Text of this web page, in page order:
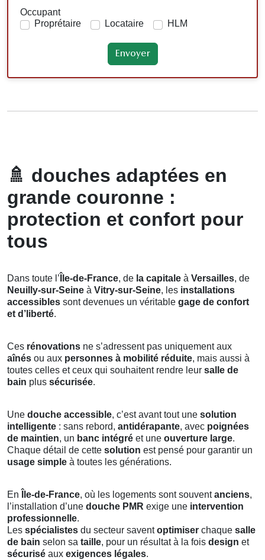
Occupant
Proprétaire
Locataire HLM
🚿 douches adaptées en
grande couronne :
protection et confort pour
tous
Dans toute l’ Île-de-France, de la capitale à Versailles, de
Neuilly-sur-Seine à Vitry-sur-Seine, les installations
accessibles sont devenues un véritable gage de confort
et d’liberté.
Ces rénovations ne s’adressent pas uniquement aux
aînés ou aux personnes à mobilité réduite, mais aussi à
toutes celles et ceux qui souhaitent rendre leur salle de
bain plus sécurisée.
Une douche accessible, c’est avant tout une solution
intelligente : sans rebord, antidérapante, avec poignées
de maintien, un banc intégré et une ouverture large.
Chaque détail de cette solution est pensé pour garantir un
usage simple à toutes les générations.
En Île-de-France, où les logements sont souventanciens,
l’installation d’une douche PMR exige une intervention
professionnelle.
Les spécialistes du secteur saventoptimiser chaque salle
de bain selon sa taille, pour un résultat à la fois design et
sécurisé aux exigences légales.